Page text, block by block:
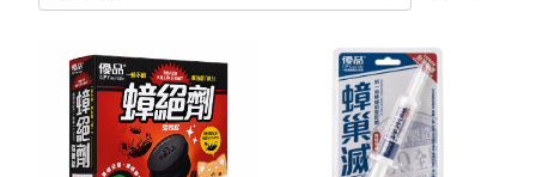
商品介紹
全部商品